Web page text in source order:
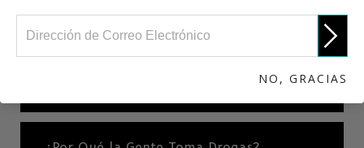
Alcohol
NO, GRACIAS